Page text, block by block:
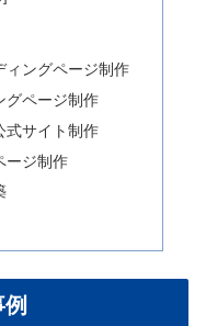
ィングページ制作
グページ制作
式サイト制作
ージ制作